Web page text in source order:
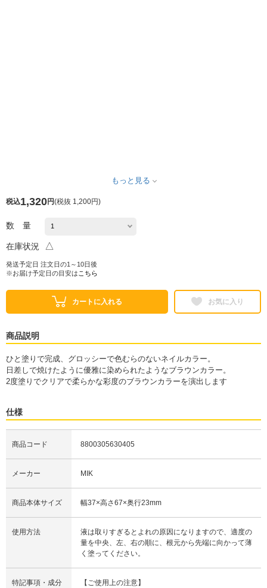
もっと見る
税込1,320円(税抜 1,200円)
数 量
在庫状況 △
発送予定日 注文日の1～10日後
※お届け予定日の目安は こちら
カートに入れる お気に入り
商品説明
ひと塗りで完成、グロッシーで色むらのないネイルカラー。
日差しで焼けたように優雅に染められたようなブラウンカラー。
2度塗りでクリアで柔らかな彩度のブラウンカラーを演出します
仕様
商品コード 8800305630405
メーカー MIK
商品本体サイズ 幅37×高さ67×奥行23mm
使用方法
液は取りすぎるとよれの原因になりますので、適度の
量を中央、左、右の順に、根元から先端に向かって薄
く塗ってください。
特記事項・成分
【ご使用上の注意】